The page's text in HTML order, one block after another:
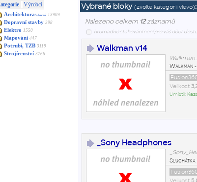
Výrobci
Architektura/obecné 13909
Dopravní stavby 398
Elektro 1550
Mapování 447
Potrubí, TZB 3119
Strojírenství 3766
Vybrané bloky (zvolte kategorii vlevo):
Nalezeno celkem 12záznamů
hromadné stahování není pro váš účet
Walkman v14
Walkman
Velikost
Umístil:
_Sony Headphones
Sluchátka
Velikost